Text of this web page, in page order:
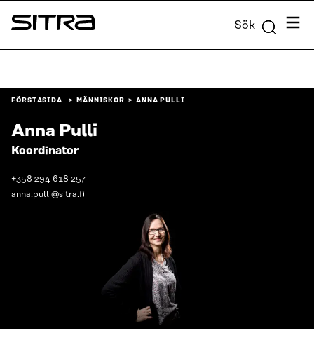
Skip to
content
Sitra Sök Meny
FÖRSTASIDA MÄNNISKOR ANNA PULLI
Anna Pulli
Koordinator
+358 294 618 257
anna.pulli@sitra.fi